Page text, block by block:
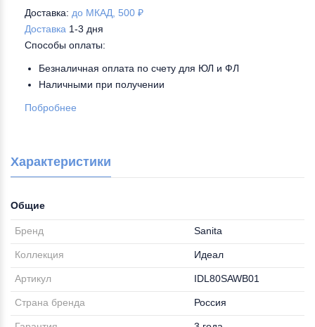
Доставка: до МКАД, 500 ₽
Доставка 1-3 дня
Способы оплаты:
Безналичная оплата по счету для ЮЛ и ФЛ
Наличными при получении
Побробнее
Характеристики
Общие
Бренд Sanita
Коллекция Идеал
Артикул IDL80SAWB01
Страна бренда Россия